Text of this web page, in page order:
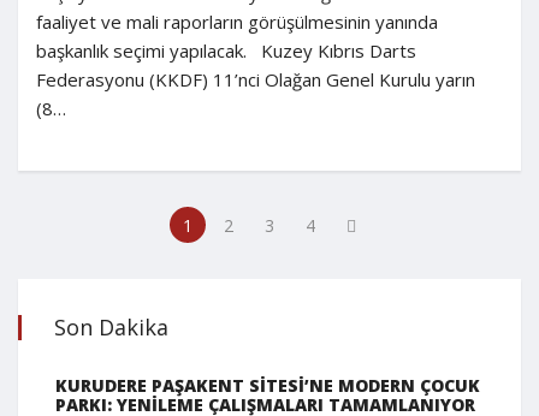
faaliyet ve mali raporların görüşülmesinin yanında
başkanlık seçimi yapılacak. Kuzey Kıbrıs Darts
Federasyonu (KKDF) 11’nci Olağan Genel Kurulu yarın
(8…
1 2 3 4
Son Dakika
KURUDERE PAŞAKENT SİTESİ’NE MODERN ÇOCUK
PARKI: YENİLEME ÇALIŞMALARI TAMAMLANIYOR